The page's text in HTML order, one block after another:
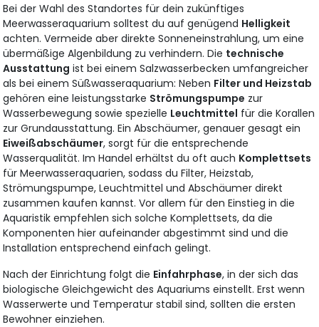
Bei der Wahl des Standortes für dein zukünftiges
Meerwasseraquarium solltest du auf genügend Helligkeit
achten. Vermeide aber direkte Sonneneinstrahlung, um eine
übermäßige Algenbildung zu verhindern. Die technische
Ausstattung ist bei einem Salzwasserbecken umfangreicher
als bei einem Süßwasseraquarium: Neben Filter und Heizstab
gehören eine leistungsstarke Strömungspumpe zur
Wasserbewegung sowie spezielle Leuchtmittel für die Korallen
zur Grundausstattung. Ein Abschäumer, genauer gesagt ein
Eiweißabschäumer, sorgt für die entsprechende
Wasserqualität. Im Handel erhältst du oft auch Komplettsets
für Meerwasseraquarien, sodass du Filter, Heizstab,
Strömungspumpe, Leuchtmittel und Abschäumer direkt
zusammen kaufen kannst. Vor allem für den Einstieg in die
Aquaristik empfehlen sich solche Komplettsets, da die
Komponenten hier aufeinander abgestimmt sind und die
Installation entsprechend einfach gelingt.
Nach der Einrichtung folgt die Einfahrphase, in der sich das
biologische Gleichgewicht des Aquariums einstellt. Erst wenn
Wasserwerte und Temperatur stabil sind, sollten die ersten
Bewohner einziehen.